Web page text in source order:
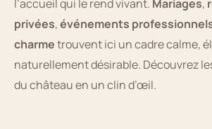
l’accueil qui le rend vivant. Mariages,
privées,événements
charmetrouvent ici un cadre calme,
naturellement désirable. Découvrez
du château en un clin d’œil.